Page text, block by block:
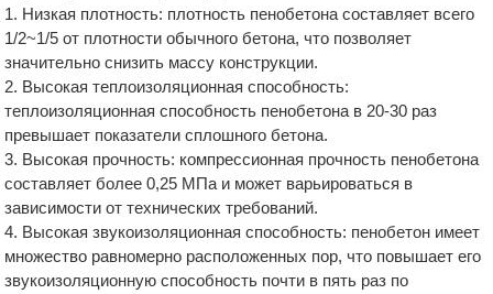
1. Низкая плотность: плотность пенобетона составляет всего
1/2~1/5 от плотности обычного бетона, что позволяет
значительно снизить массу конструкции.
2. Высокая теплоизоляционная способность:
теплоизоляционная способность пенобетона в 20-30 раз
превышает показатели сплошного бетона.
3. Высокая прочность: компрессионная прочность пенобетона
составляет более 0,25 МПа и может варьироваться в
зависимости от технических требований.
4. Высокая звукоизоляционная способность: пенобетон имеет
множество равномерно расположенных пор, что повышает его
звукоизоляционную способность почти в пять раз по